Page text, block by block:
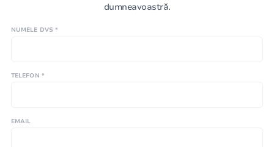
dumneavoastră.
NUMELE DVS *
TELEFON *
EMAIL